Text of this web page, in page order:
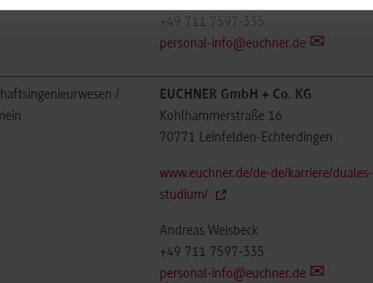
+49 711 7597-335
personal-info@euchner.de
/
EUCHNER GmbH + Co. KG
Kohlhammerstraße 16
70771 Leinfelden-Echterdingen
www.euchner.de/de-de/karriere/duales-
studium/
Andreas Weisbeck
+49 711 7597-335
personal-info@euchner.de